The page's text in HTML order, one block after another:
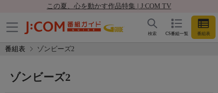
この夏、心を動かす作品特集 | J:COM TV
CS番組一覧 番組表
検索
番組表 ゾンビーズ2
ゾンビーズ2